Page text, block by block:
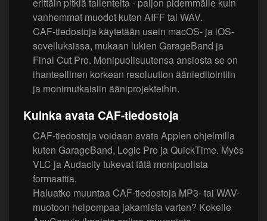
vanhemmat muodot kuten AIFF tai WAV.
CAF-tiedostoja käytetään usein macOS- ja iOS-
sovelluksissa, mukaan lukien GarageBand ja
Final Cut Pro. Monipuolisuutensa ansiosta se on
ihanteellinen korkean resoluution äänieditointiin
ja monimutkaisiin ääniprojekteihin.
Kuinka avata CAF-tiedostoja
CAF-tiedostoja voidaan avata Applen ohjelmilla
kuten GarageBand, Logic Pro ja QuickTime. Myös
VLC ja Audacity tukevat tätä monipuolista
formaattia.
Haluatko muuntaa CAF-tiedostoja MP3- tai WAV-
muotoon helpompaa jakamista varten? Kokeile